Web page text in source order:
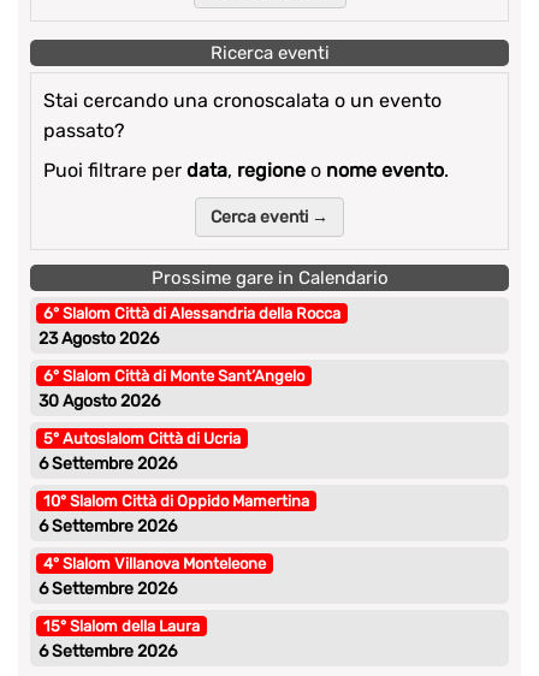
Ricerca eventi
Stai cercando una cronoscalata o un evento
passato?
Puoi filtrare per data, regione o nome evento.
Cerca eventi →
Prossime gare in Calendario
6° Slalom Città di Alessandria della Rocca
23 Agosto 2026
6° Slalom Città di Monte Sant’Angelo
30 Agosto 2026
5° Autoslalom Città di Ucria
6 Settembre 2026
10° Slalom Città di Oppido Mamertina
6 Settembre 2026
4° Slalom Villanova Monteleone
6 Settembre 2026
15° Slalom della Laura
6 Settembre 2026